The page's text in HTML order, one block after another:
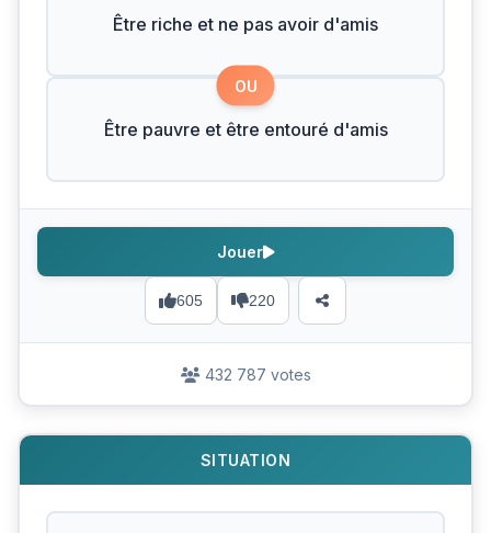
Être riche et ne pas avoir d'amis
OU
Être pauvre et être entouré d'amis
605 220
Jouer
432 787 votes
SITUATION